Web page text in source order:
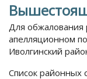
Для обжалования
апелляционном
Иволгинский
Список районных